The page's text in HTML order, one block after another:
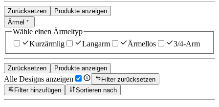
Zurücksetzen
Produkte anzeigen
Ärmel
Wähle einen Ärmeltyp
Kurzärmlig
Langarm Ärmellos 3/4-Arm
Zurücksetzen Produkte anzeigen
Alle Designs anzeigen
Filter zurücksetzen
Filter hinzufügen
Sortieren nach